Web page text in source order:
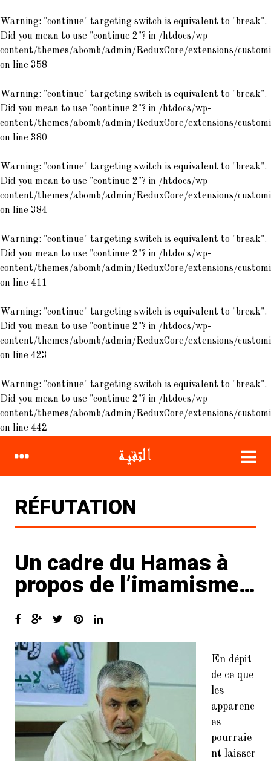
Warning: "continue" targeting switch is equivalent to "break".
Did you mean to use "continue 2"? in /htdocs/wp-
content/themes/abomb/admin/ReduxCore/extensions/
on line 358
Warning: "continue" targeting switch is equivalent to "break".
Did you mean to use "continue 2"? in /htdocs/wp-
content/themes/abomb/admin/ReduxCore/extensions/
on line 380
Warning: "continue" targeting switch is equivalent to "break".
Did you mean to use "continue 2"? in /htdocs/wp-
content/themes/abomb/admin/ReduxCore/extensions/
on line 384
Warning: "continue" targeting switch is equivalent to "break".
Did you mean to use "continue 2"? in /htdocs/wp-
content/themes/abomb/admin/ReduxCore/extensions/
on line 411
Warning: "continue" targeting switch is equivalent to "break".
Did you mean to use "continue 2"? in /htdocs/wp-
content/themes/abomb/admin/ReduxCore/extensions/
on line 423
Warning: "continue" targeting switch is equivalent to "break".
Did you mean to use "continue 2"? in /htdocs/wp-
content/themes/abomb/admin/ReduxCore/extensions/
on line 442
CATÉGORIES
Biographie
Compagnons
Croyance Chiite
Fatwa
Mariage Temporaire
RÉFUTATION
Un cadre du Hamas à
propos de l’imamisme…
En dépit
de ce que
les
apparenc
es
pourraie
nt laisser